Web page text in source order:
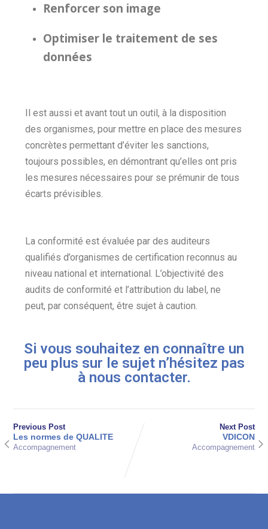
Renforcer son image
Optimiser le traitement de ses
données
Il est aussi et avant tout un outil, à la disposition
des organismes, pour mettre en place des mesures
concrètes permettant d’éviter les sanctions,
toujours possibles, en démontrant qu’elles ont pris
les mesures nécessaires pour se prémunir de tous
écarts prévisibles.
La conformité est évaluée par des auditeurs
qualifiés d’organismes de certification reconnus au
niveau national et international. L’objectivité des
audits de conformité et l’attribution du label, ne
peut, par conséquent, être sujet à caution.
Si vous souhaitez en connaître un
peu plus sur le sujet n’hésitez pas
à nous contacter.
Previous Post
Les normes de QUALITE
Accompagnement
Next Post
VDICON
Accompagnement